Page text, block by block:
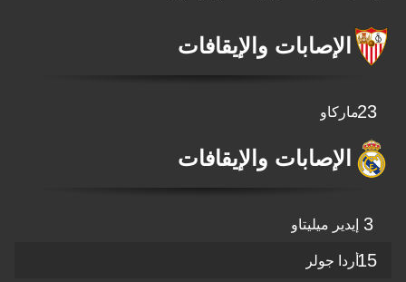
الإصابات والإيقافات
23ماركاو
الإصابات والإيقافات
3 إيدير ميليتاو
15أردا جولر